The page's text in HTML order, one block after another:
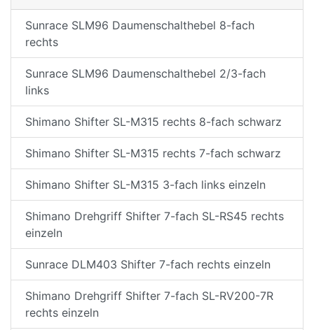
Sunrace SLM96 Daumenschalthebel 8-fach
rechts
Sunrace SLM96 Daumenschalthebel 2/3-fach
links
Shimano Shifter SL-M315 rechts 8-fach schwarz
Shimano Shifter SL-M315 rechts 7-fach schwarz
Shimano Shifter SL-M315 3-fach links einzeln
Shimano Drehgriff Shifter 7-fach SL-RS45 rechts
einzeln
Sunrace DLM403 Shifter 7-fach rechts einzeln
Shimano Drehgriff Shifter 7-fach SL-RV200-7R
rechts einzeln